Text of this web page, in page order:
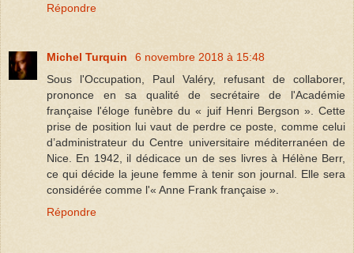
Répondre
Michel Turquin
6 novembre 2018 à 15:48
Sous l'Occupation, Paul Valéry, refusant de collaborer,
prononce en sa qualité de secrétaire de l'Académie
française l'éloge funèbre du « juif Henri Bergson ». Cette
prise de position lui vaut de perdre ce poste, comme celui
d’administrateur du Centre universitaire méditerranéen de
Nice. En 1942, il dédicace un de ses livres à Hélène Berr,
ce qui décide la jeune femme à tenir son journal. Elle sera
considérée comme l'« Anne Frank française ».
Répondre